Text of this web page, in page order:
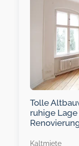
Tolle
ruhige
Kaltmiete